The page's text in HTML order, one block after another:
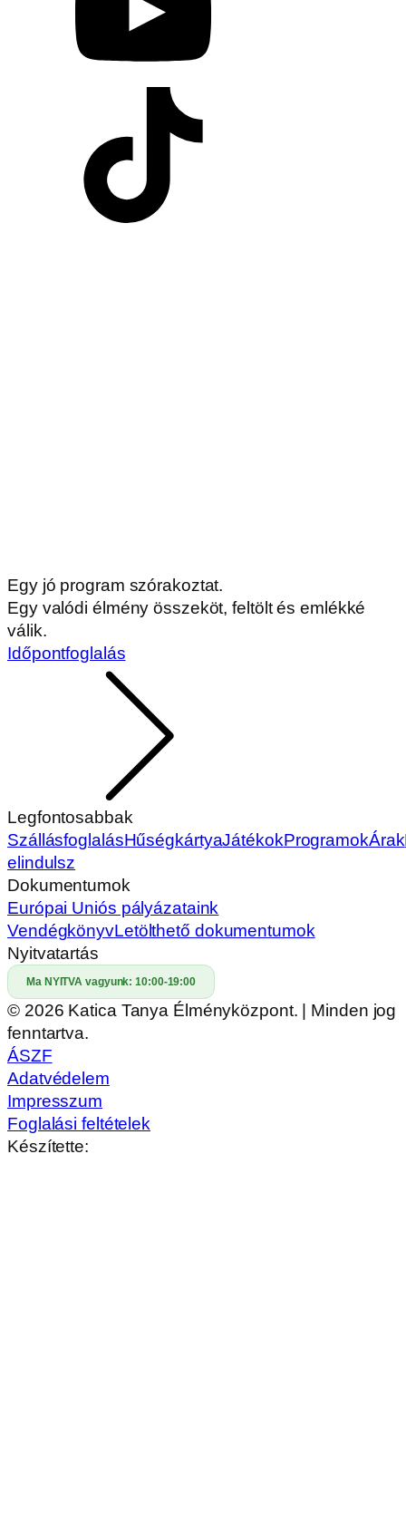
Egy jó program szórakoztat.
Egy valódi élmény összeköt, feltölt és emlékké
válik.
Időpontfoglalás
Legfontosabbak
SzállásfoglalásHűségkártyaJátékokProgramokÁrak
elindulsz
Dokumentumok
Európai Uniós pályázataink
VendégkönyvLetölthető dokumentumok
Nyitvatartás
Ma NYITVA vagyunk:10:00-19:00
© 2026 Katica Tanya Élményközpont. | Minden jog
fenntartva.
ÁSZF
Adatvédelem
Impresszum
Foglalási feltételek
Készítette: